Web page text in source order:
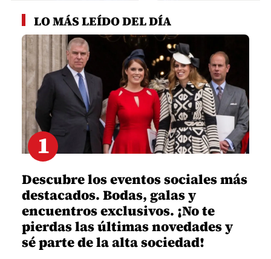
seconds
minutes,
seconds
LO MÁS LEÍDO DEL DÍA
1
Descubre los eventos sociales más
destacados. Bodas, galas y
encuentros exclusivos. ¡No te
pierdas las últimas novedades y
sé parte de la alta sociedad!